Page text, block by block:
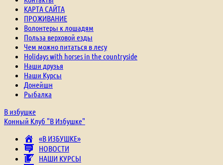
КАРТА САЙТА
ПРОЖИВАНИЕ
Волонтеры к лошадям
Польза верховой езды
Чем можно питаться в лесу
Holidays with horses in the countryside
Наши друзья
Наши Курсы
Донейшн
Рыбалка
В избушке
Конный Клуб "В Избушке"
«В ИЗБУШКЕ»
НОВОСТИ
НАШИ КУРСЫ